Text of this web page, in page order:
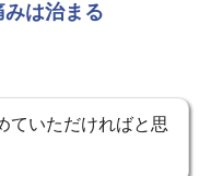
は治まる
ていただければと思